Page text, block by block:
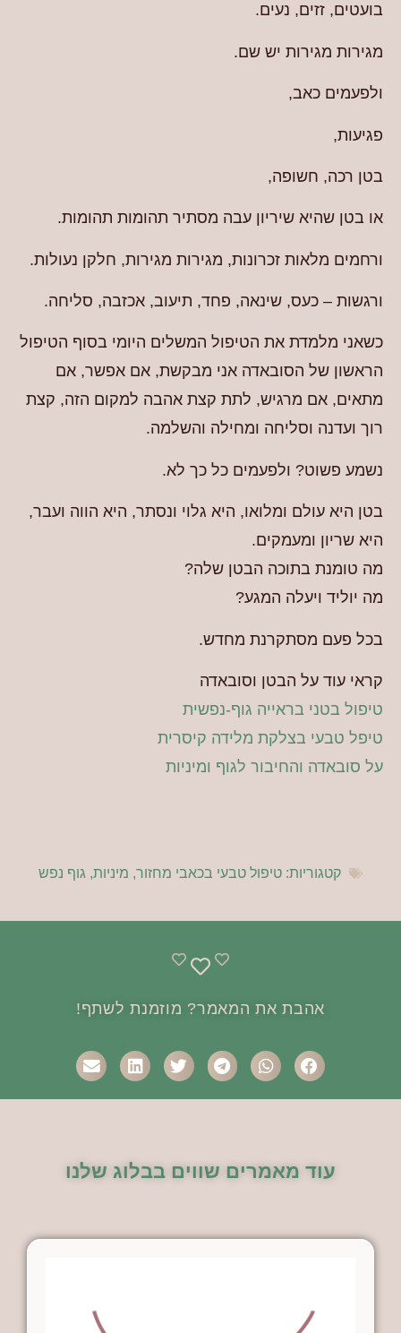
בועטים, זזים, נעים.
מגירות מגירות יש שם.
ולפעמים כאב,
פגיעות,
בטן רכה, חשופה,
או בטן שהיא שיריון עבה מסתיר תהומות תהומות.
ורחמים מלאות זכרונות, מגירות מגירות, חלקן נעולות.
ורגשות – כעס, שינאה, פחד, תיעוב, אכזבה, סליחה.
כשאני מלמדת את הטיפול המשלים היומי בסוף הטיפול
הראשון של הסובאדה אני מבקשת, אם אפשר, אם
מתאים, אם מרגיש, לתת קצת אהבה למקום הזה, קצת
רוך ועדנה וסליחה ומחילה והשלמה.
נשמע פשוט? ולפעמים כל כך לא.
בטן היא עולם ומלואו, היא גלוי ונסתר, היא הווה ועבר,
היא שריון ומעמקים.
מה טומנת בתוכה הבטן שלה?
מה יוליד ויעלה המגע?
בכל פעם מסתקרנת מחדש.
קראי עוד על הבטן וסובאדה
טיפול בטני בראייה גוף-נפשית
טיפל טבעי בצלקת מלידה קיסרית
על סובאדה והחיבור לגוף ומיניות
קטגוריות: טיפול טבעי בכאבי מחזור, מיניות, גוף נפש
אהבת את המאמר? מוזמנת לשתף!
עוד מאמרים שווים בבלוג שלנו